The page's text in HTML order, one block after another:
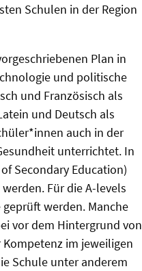
Schulen in der Region
Plan in
und politische
und Französisch als
und Deutsch als
auch in der
unterrichtet. In
Secondary Education)
Für die A-levels
werden. Manche
vor dem Hintergrund von
im jeweiligen
Schule unter anderem